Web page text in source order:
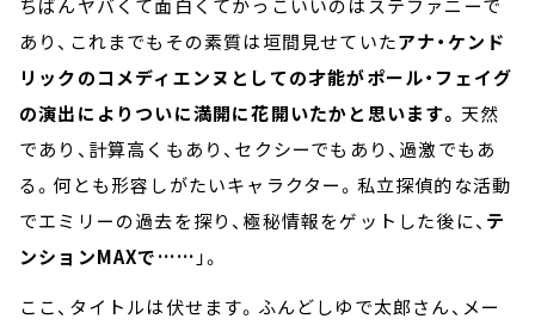
あり、これまでもその素質は垣間見せていたアナ・ケンド
リックのコメディエンヌとしての才能がポール・フェイグ
の演出によりついに満開に花開いたかと思います。 天然
であり、計算高くもあり、セクシーでもあり、過激でもあ
る。何とも形容しがたいキャラクター。私立探偵的な活動
でエミリーの過去を探り、極秘情報をゲットした後に、 テ
ンションMAXで…… 」。
ここ、タイトルは伏せます。ふんどしゆで太郎さん、メー